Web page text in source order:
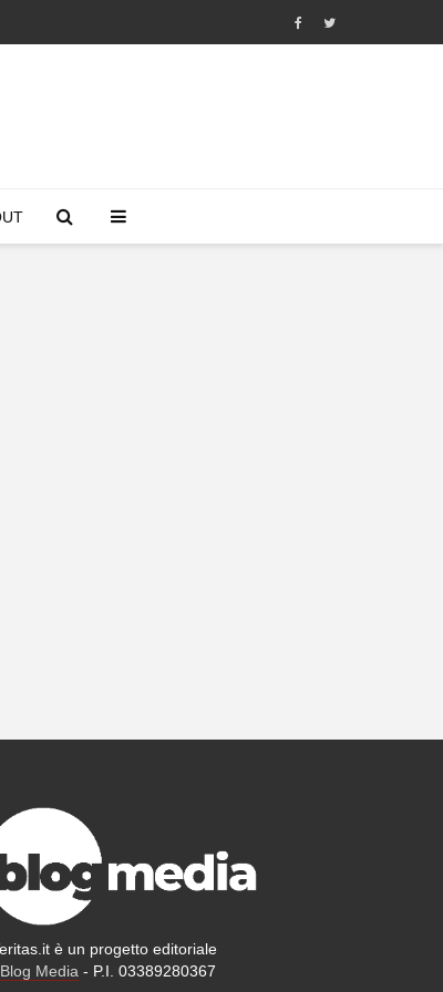
è un progetto editoriale
Media - P.I. 03389280367